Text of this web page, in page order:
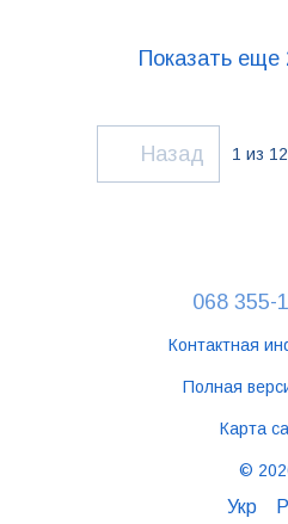
Показать еще
Назад 1 из 12
068 355-
Контактная
Полная
Карта
©
Укр